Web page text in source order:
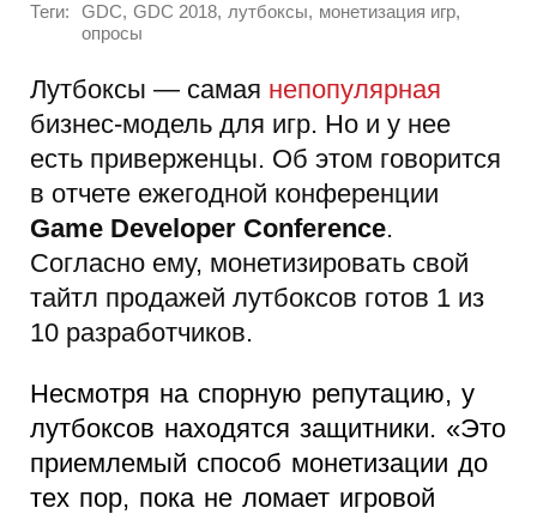
Теги: GDC, GDC 2018, лутбоксы, монетизация игр,
опросы
Лутбоксы — самая непопулярная
бизнес-модель для игр. Но и у нее
есть приверженцы. Об этом говорится
в отчете ежегодной конференции
Game Developer Conference.
Согласно ему, монетизировать свой
тайтл продажей лутбоксов готов 1 из
10 разработчиков.
Несмотря на спорную репутацию, у
лутбоксов находятся защитники. «Это
приемлемый способ монетизации до
тех пор, пока не ломает игровой